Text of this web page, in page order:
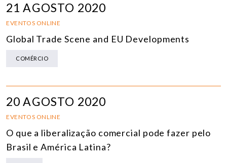
21 AGOSTO 2020
EVENTOS ONLINE
Global Trade Scene and EU Developments
COMÉRCIO
20 AGOSTO 2020
EVENTOS ONLINE
O que a liberalização comercial pode fazer pelo
Brasil e América Latina?